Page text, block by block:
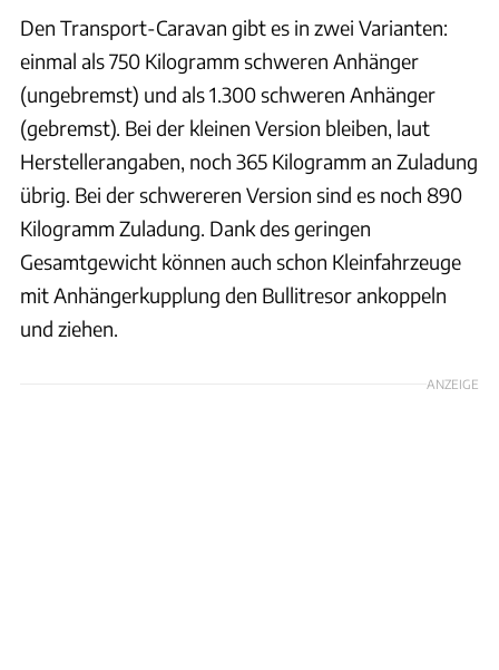
Den Transport-Caravan gibt es in zwei Varianten:
einmal als 750 Kilogramm schweren Anhänger
(ungebremst) und als 1.300 schweren Anhänger
(gebremst). Bei der kleinen Version bleiben, laut
Herstellerangaben, noch 365 Kilogramm an Zuladung
übrig. Bei der schwereren Version sind es noch 890
Kilogramm Zuladung. Dank des geringen
Gesamtgewicht können auch schon Kleinfahrzeuge
mit Anhängerkupplung den Bullitresor ankoppeln
und ziehen.
ANZEIGE